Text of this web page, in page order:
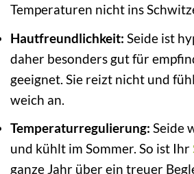
Temperaturen nicht ins
Hautfreundlichkeit: Seide ist
daher besonders gut für
geeignet. Sie reizt nicht und
weich an.
Temperaturregulierung: Seide
und kühlt im Sommer. So ist Ihr
ganze Jahr über ein treuer